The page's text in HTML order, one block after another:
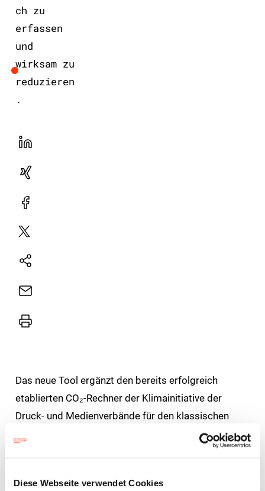
Diese Webseite verwendet Cookies
ch zu
erfassen
und
wirksam zu
reduzieren
.
LinekdIn
Xing
Facebook
Plattform
Natives
E-
Drucker
Das neue Tool ergänzt den bereits erfolgreich
etablierten CO₂-Rechner der Klimainitiative der
Druck- und Medienverbände für den klassischen
Akzidenz- und Zeitungsdruck, der von vielen